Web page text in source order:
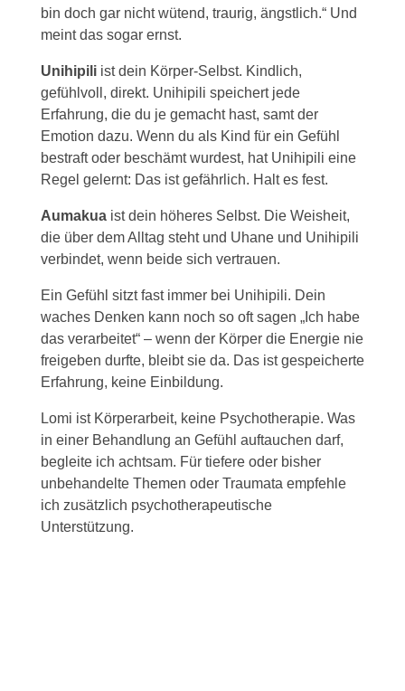
bin doch gar nicht wütend, traurig, ängstlich.“ Und
meint das sogar ernst.
Unihipiliist dein Körper-Selbst. Kindlich,
gefühlvoll, direkt. Unihipili speichert jede
Erfahrung, die du je gemacht hast, samt der
Emotion dazu. Wenn du als Kind für ein Gefühl
bestraft oder beschämt wurdest, hat Unihipili eine
Regel gelernt: Das ist gefährlich. Halt es fest.
Aumakuaist dein höheres Selbst. Die Weisheit,
die über dem Alltag steht und Uhane und Unihipili
verbindet, wenn beide sich vertrauen.
Ein Gefühl sitzt fast immer bei Unihipili. Dein
waches Denken kann noch so oft sagen „Ich habe
das verarbeitet“ – wenn der Körper die Energie nie
freigeben durfte, bleibt sie da. Das ist gespeicherte
Erfahrung, keine Einbildung.
Lomi ist Körperarbeit, keine Psychotherapie. Was
in einer Behandlung an Gefühl auftauchen darf,
begleite ich achtsam. Für tiefere oder bisher
unbehandelte Themen oder Traumata empfehle
ich zusätzlich psychotherapeutische
Unterstützung.